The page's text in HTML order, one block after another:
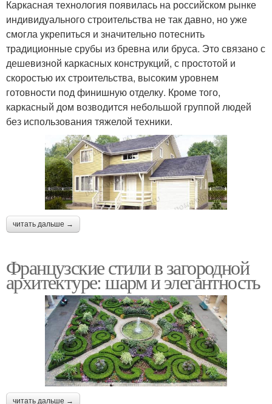
Каркасная технология появилась на российском рынке
индивидуального строительства не так давно, но уже
смогла укрепиться и значительно потеснить
традиционные срубы из бревна или бруса. Это связано с
дешевизной каркасных конструкций, с простотой и
скоростью их строительства, высоким уровнем
готовности под финишную отделку. Кроме того,
каркасный дом возводится небольшой группой людей
без использования тяжелой техники.
читать дальше →
Французские стили в загородной
архитектуре: шарм и элегантность
читать дальше →